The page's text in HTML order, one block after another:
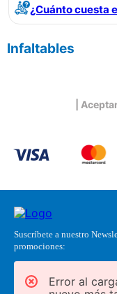
¿Cuánto cuesta
Infaltables
|
Suscríbete a nuestro
promociones:
Error al